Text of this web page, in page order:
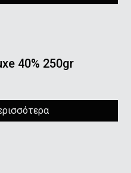
40% 250gr